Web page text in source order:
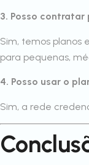
3. Posso contratar
Sim, temos planos
para pequenas,
4. Posso usar o
Sim, a rede